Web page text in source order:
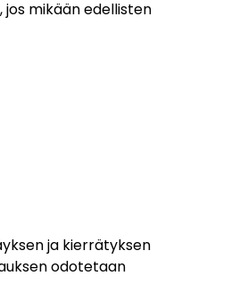
mikään edellisten
ja kierrätyksen
odotetaan